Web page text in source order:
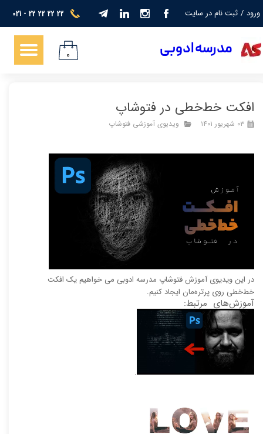
021 - 22 22 22 22 ورود / ثبت نام در سایت
حساب کاربری من
تغییر گذر واژه
خروج از حساب کاربری
​​​مدرسه ادوبی ۰
افکت خط‌خطی در فتوشاپ
۰۳ شهریور ۱۴۰۱ ویدیوی آموزشی فتوشاپ
در این ویدیوی آموزش فتوشاپ مدرسه ادوبی می خواهیم یک افکت
خط‌خطی روی پرتره‌مان ایجاد کنیم.
آموزش‌های مرتبط:
.